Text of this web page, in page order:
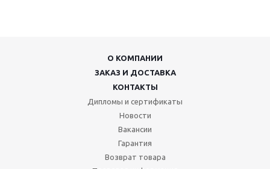
О КОМПАНИИ
ЗАКАЗ И ДОСТАВКА
КОНТАКТЫ
Дипломы и сертификаты
Новости
Вакансии
Гарантия
Возврат товара